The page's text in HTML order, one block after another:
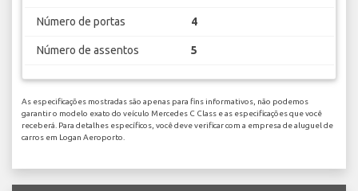
Número de portas 4
Número de assentos 5
As especificações mostradas são apenas para fins informativos, não podemos
garantir o modelo exato do veículo Mercedes C Class e as especificações que você
receberá. Para detalhes específicos, você deve verificar com a empresa de aluguel de
carros em Logan Aeroporto.